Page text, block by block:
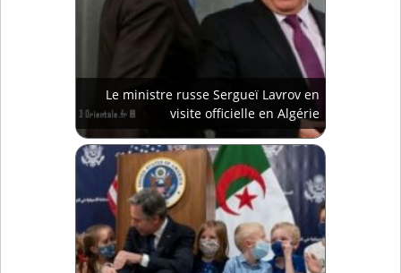
Le ministre russe Sergueï Lavrov en
visite officielle en Algérie